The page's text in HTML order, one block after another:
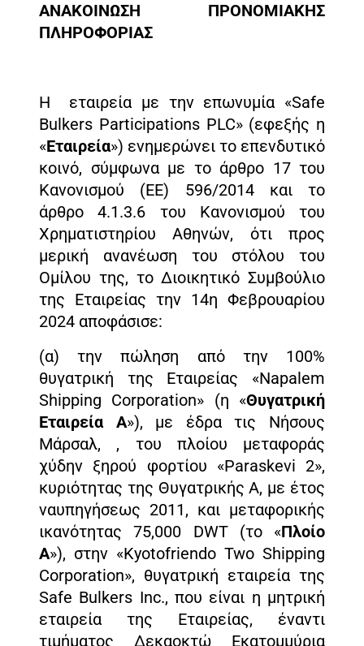
ΑΝΑΚΟΙΝΩΣΗ ΠΡΟΝΟΜΙΑΚΗΣ
ΠΛΗΡΟΦΟΡΙΑΣ
Η εταιρεία με την επωνυμία «Safe
Bulkers Participations PLC» (εφεξής η
«Εταιρεία») ενημερώνει το επενδυτικό
κοινό, σύμφωνα με το άρθρο 17 του
Κανονισμού (ΕΕ) 596/2014 και το
άρθρο 4.1.3.6 του Κανονισμού του
Χρηματιστηρίου Αθηνών, ότι προς
μερική ανανέωση του στόλου του
Ομίλου της, το Διοικητικό Συμβούλιο
της Εταιρείας την 14η Φεβρουαρίου
2024 αποφάσισε:
(α) την πώληση από την 100%
θυγατρική της Εταιρείας «Napalem
Shipping Corporation» (η «Θυγατρική
Εταιρεία Α»), με έδρα τις Νήσους
Μάρσαλ, , του πλοίου μεταφοράς
χύδην ξηρού φορτίου «Paraskevi 2»,
κυριότητας της Θυγατρικής Α, με έτος
ναυπηγήσεως 2011, και μεταφορικής
ικανότητας 75,000 DWT (το «Πλοίο
Α»), στην «Kyotofriendo Two Shipping
Corporation», θυγατρική εταιρεία της
Safe Bulkers Inc., που είναι η μητρική
εταιρεία της Εταιρείας, έναντι
τιμήματος Δεκαοκτώ Εκατομμύρια